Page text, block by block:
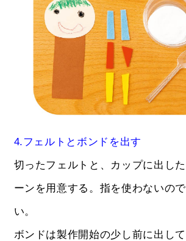
4.フェルトとボンドを出す
切ったフェルトと、カップに出し
ーンを用意する。指を使わないの
い。
ボンドは製作開始の少し前に出し